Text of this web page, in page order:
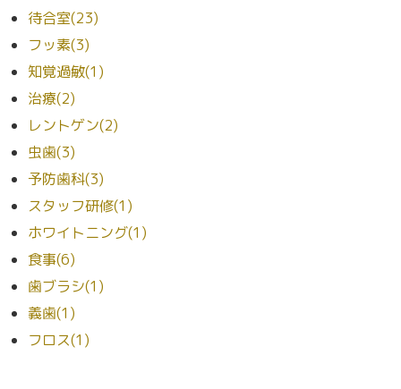
待合室(23)
フッ素(3)
知覚過敏(1)
治療(2)
レントゲン(2)
虫歯(3)
予防歯科(3)
スタッフ研修(1)
ホワイトニング(1)
食事(6)
歯ブラシ(1)
義歯(1)
フロス(1)